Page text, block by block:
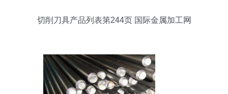
切削刀具产品列表第244页 国际金属加工网